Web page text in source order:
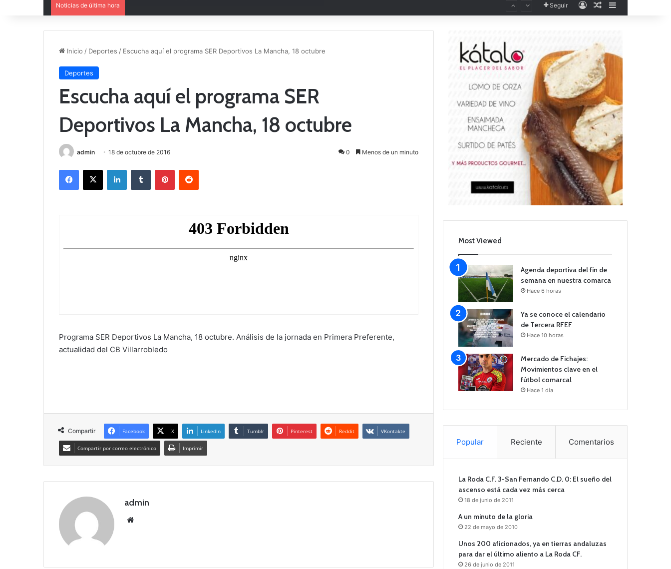
Noticias de última hora Seguir AccesoPublicación al
Inicio / Deportes / Escucha aquí el programa SER Deportivos La Mancha, 18 octubre
Deportes
Escucha aquí el programa SER
Deportivos La Mancha, 18 octubre
admin 18 de octubre de 2016 0 Menos de un minuto
Programa SER Deportivos La Mancha, 18 octubre. Análisis de la jornada en Primera Preferente,
actualidad del CB Villarrobledo
Compartir Facebook X LinkedIn Tumblr Pinterest Reddit VKontakte
Compartir por correo electrónico Imprimir
admin
Most Viewed
Agenda deportiva del fin de
semana en nuestra comarca
Hace 6 horas
Ya se conoce el calendario
de Tercera RFEF
Hace 10 horas
Mercado de Fichajes:
Movimientos clave en el
fútbol comarcal
Hace 1 día
Popular Reciente Comentarios
La Roda C.F. 3-San Fernando C.D. 0: El sueño del
ascenso está cada vez más cerca
18 de junio de 2011
A un minuto de la gloria
22 de mayo de 2010
Unos 200 aficionados, ya en tierras andaluzas
para dar el último aliento a La Roda CF.
26 de junio de 2011